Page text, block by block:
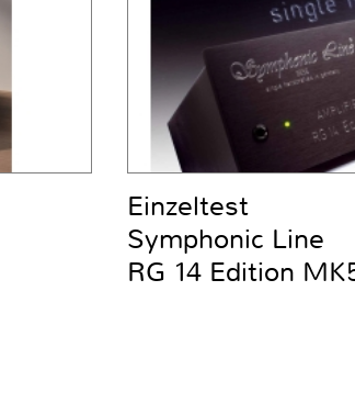
Einzeltest
Symphonic Line
RG 14 Edition